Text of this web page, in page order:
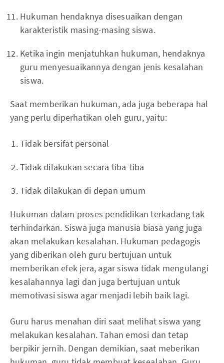
Hukuman hendaknya disesuaikan dengan
karakteristik masing-masing siswa.
Ketika ingin menjatuhkan hukuman, hendaknya
guru menyesuaikannya dengan jenis kesalahan
siswa.
Saat memberikan hukuman, ada juga beberapa hal
yang perlu diperhatikan oleh guru, yaitu:
Tidak bersifat personal
Tidak dilakukan secara tiba-tiba
Tidak dilakukan di depan umum
Hukuman dalam proses pendidikan terkadang tak
terhindarkan. Siswa juga manusia biasa yang juga
akan melakukan kesalahan. Hukuman pedagogis
yang diberikan oleh guru bertujuan untuk
memberikan efek jera, agar siswa tidak mengulangi
kesalahannya lagi dan juga bertujuan untuk
memotivasi siswa agar menjadi lebih baik lagi.
Guru harus menahan diri saat melihat siswa yang
melakukan kesalahan. Tahan emosi dan tetap
berpikir jernih. Dengan demikian, saat meberikan